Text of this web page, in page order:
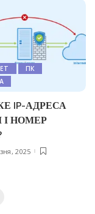
ПК
IP-АДРЕСА
І НОМЕР
2025